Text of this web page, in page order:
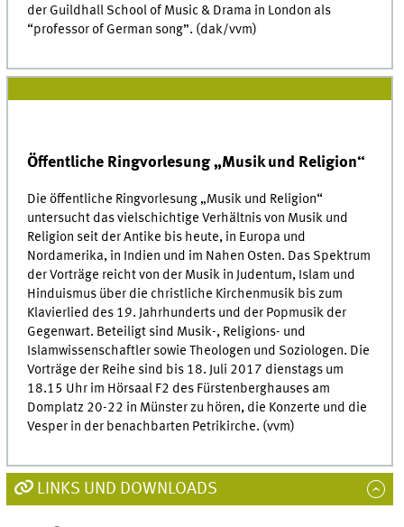
der Guildhall School of Music & Drama in London als
“professor of German song”. (dak/vvm)
Öffentliche Ringvorlesung „Musik und Religion“
Die öffentliche Ringvorlesung „Musik und Religion“
untersucht das vielschichtige Verhältnis von Musik und
Religion seit der Antike bis heute, in Europa und
Nordamerika, in Indien und im Nahen Osten. Das Spektrum
der Vorträge reicht von der Musik in Judentum, Islam und
Hinduismus über die christliche Kirchenmusik bis zum
Klavierlied des 19. Jahrhunderts und der Popmusik der
Gegenwart. Beteiligt sind Musik-, Religions- und
Islamwissenschaftler sowie Theologen und Soziologen. Die
Vorträge der Reihe sind bis 18. Juli 2017 dienstags um
18.15 Uhr im Hörsaal F2 des Fürstenberghauses am
Domplatz 20-22 in Münster zu hören, die Konzerte und die
Vesper in der benachbarten Petrikirche. (vvm)
LINKS UND DOWNLOADS